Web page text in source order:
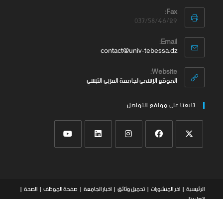
Fax:
037/58/46/29
Email:
contact@univ-tebessa.dz
Website:
الموقع الرسمي لجامعة العربي التبسي
تابعنا على موافع التواصل
الرئيسية اخر المنشورات تحميل وثائق اخبار الجامعة صفحة الموظف الصحة